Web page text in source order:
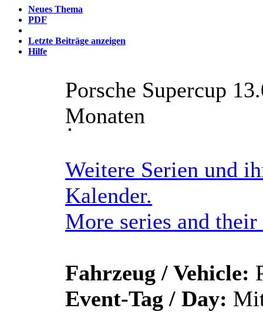
Neues Thema
PDF
Letzte Beiträge anzeigen
Hilfe
Porsche Supercup
Monaten
Weitere Serien und
Kalender.
More series and
Fahrzeug / Vehicle:
Event-Tag / Day: